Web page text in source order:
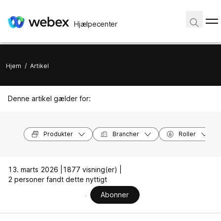
Hjælpecenter
Hjem / Artikel
Denne artikel gælder for:
Produkter Brancher Roller
13. marts 2026 |
1877 visning(er) |
2 personer fandt dette nyttigt
Abonner